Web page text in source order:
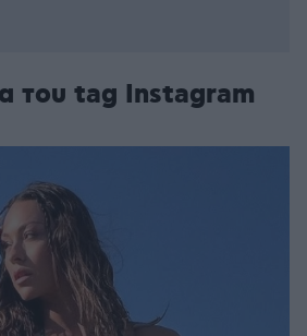
του tag Instagram